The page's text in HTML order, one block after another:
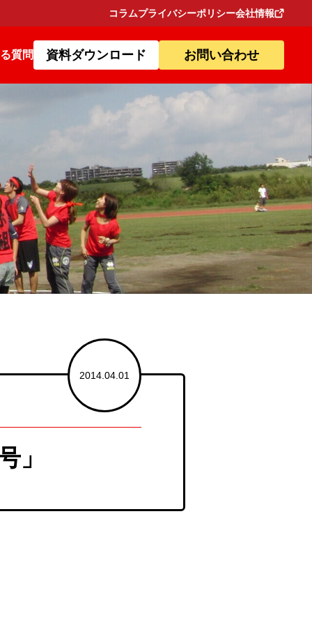
コラムプライバシーポリシー会社情報
質問 資料ダウンロード お問い合わせ
2014.04.01
」